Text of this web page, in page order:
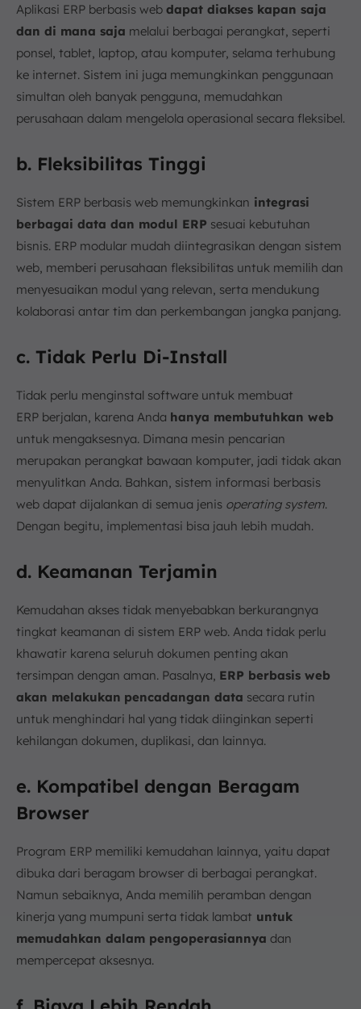
Aplikasi ERP berbasis web dapat diakses kapan saja
dan di mana saja melalui berbagai perangkat, seperti
ponsel, tablet, laptop, atau komputer, selama terhubung
ke internet. Sistem ini juga memungkinkan penggunaan
simultan oleh banyak pengguna, memudahkan
perusahaan dalam mengelola operasional secara fleksibel.
b. Fleksibilitas Tinggi
Sistem ERP berbasis web memungkinkan integrasi
berbagai data dan modul ERP sesuai kebutuhan
bisnis. ERP modular mudah diintegrasikan dengan sistem
web, memberi perusahaan fleksibilitas untuk memilih dan
menyesuaikan modul yang relevan, serta mendukung
kolaborasi antar tim dan perkembangan jangka panjang.
c. Tidak Perlu Di-Install
Tidak perlu menginstal software untuk membuat
ERP berjalan, karena Anda hanya membutuhkan web
untuk mengaksesnya. Dimana mesin pencarian
merupakan perangkat bawaan komputer, jadi tidak akan
menyulitkan Anda. Bahkan, sistem informasi berbasis
web dapat dijalankan di semua jenis operating system.
Dengan begitu, implementasi bisa jauh lebih mudah.
d. Keamanan Terjamin
Kemudahan akses tidak menyebabkan berkurangnya
tingkat keamanan di sistem ERP web. Anda tidak perlu
khawatir karena seluruh dokumen penting akan
tersimpan dengan aman. Pasalnya, ERP berbasis web
akan melakukan pencadangan data secara rutin
untuk menghindari hal yang tidak diinginkan seperti
kehilangan dokumen, duplikasi, dan lainnya.
e. Kompatibel dengan Beragam
Browser
Program ERP memiliki kemudahan lainnya, yaitu dapat
dibuka dari beragam browser di berbagai perangkat.
Namun sebaiknya, Anda memilih peramban dengan
kinerja yang mumpuni serta tidak lambat untuk
memudahkan dalam pengoperasiannya dan
mempercepat aksesnya.